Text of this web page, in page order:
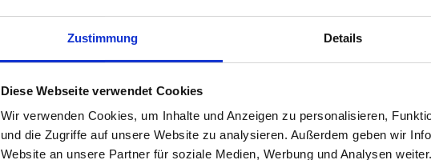
Zustimmung Details
Diese Webseite verwendet Cookies
Wir verwenden Cookies, um Inhalte und Anzeigen zu personalisieren,
und die Zugriffe auf unsere Website zu analysieren. Außerdem geben wir
Website an unsere Partner für soziale Medien, Werbung und Analysen
Pokal für das beste Tier der
Die Siegersammlung kommt
Hubert Meyer aus Iffens.
Großenkneten gewinnt mit
Wettbewerb bei den